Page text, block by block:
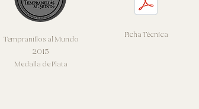
Tempranillos al Mundo
2015
Medalla de Plata
Ficha Técnica